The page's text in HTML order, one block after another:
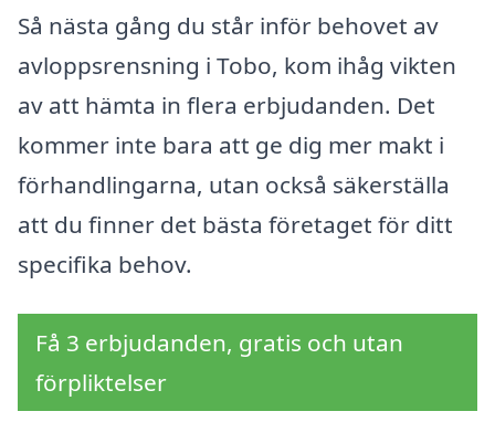
Så nästa gång du står inför behovet av
avloppsrensning i Tobo, kom ihåg vikten
av att hämta in flera erbjudanden. Det
kommer inte bara att ge dig mer makt i
förhandlingarna, utan också säkerställa
att du finner det bästa företaget för ditt
specifika behov.
Få 3 erbjudanden, gratis och utan
förpliktelser